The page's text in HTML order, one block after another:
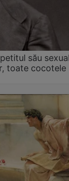
său
toate cocotele